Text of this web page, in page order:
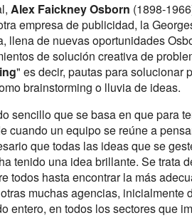
Alex Faickney Osborn (1898-
empresa de publicidad, la
llena de nuevas oportunidades
de solución creativa de
" es decir, pautas para solucionar
brainstorming o lluvia de ideas.
sencillo que se basa en que para
cuando un equipo se reúne a
que todas las ideas que se
tenido una idea brillante. Se trata
todos hasta encontrar la más
muchas agencias, inicialmente
entero, en todos los sectores que